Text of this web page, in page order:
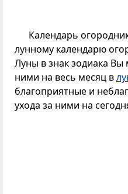
Календарь
лунному календарю
Луны в знак зодиака Вы
ними на весь месяц в
благоприятные и
ухода за ними на